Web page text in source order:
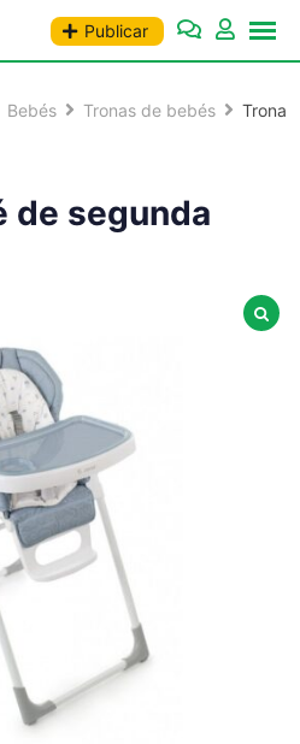
Publicar
Bebés Tronas de bebés
Trona
de segunda